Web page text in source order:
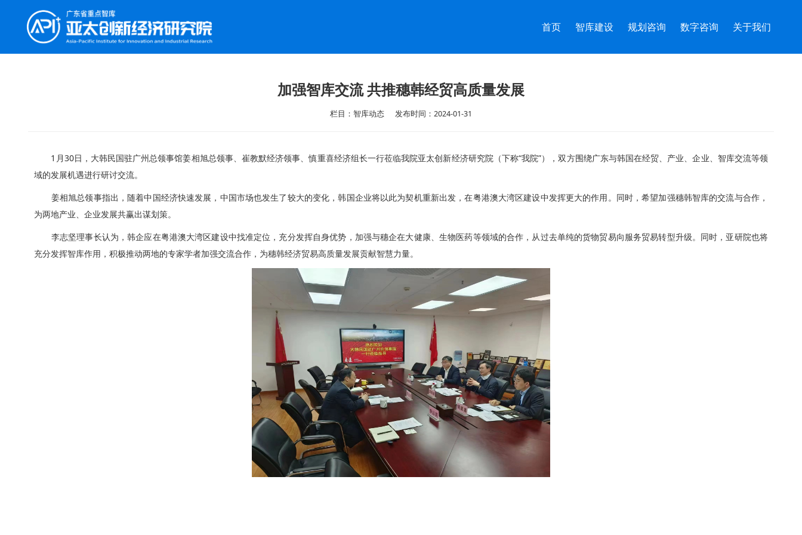
首页 智库建设 规划咨询 数字咨询 关于我们
加强智库交流 共推穗韩经贸高质量发展
栏目：智库动态 发布时间：2024-01-31
1月30日，大韩民国驻广州总领事馆姜相旭总领事、崔教默经济领事、慎重喜经济组长一行莅临我院亚太创新经济研究院（下称“我院”），双方围绕广东与韩国在经贸、产业、企业、智库交流等领
域的发展机遇进行研讨交流。
姜相旭总领事指出，随着中国经济快速发展，中国市场也发生了较大的变化，韩国企业将以此为契机重新出发，在粤港澳大湾区建设中发挥更大的作用。同时，希望加强穗韩智库的交流与合作，
为两地产业、企业发展共赢出谋划策。
李志坚理事长认为，韩企应在粤港澳大湾区建设中找准定位，充分发挥自身优势，加强与穗企在大健康、生物医药等领域的合作，从过去单纯的货物贸易向服务贸易转型升级。同时，亚研院也将
充分发挥智库作用，积极推动两地的专家学者加强交流合作，为穗韩经济贸易高质量发展贡献智慧力量。